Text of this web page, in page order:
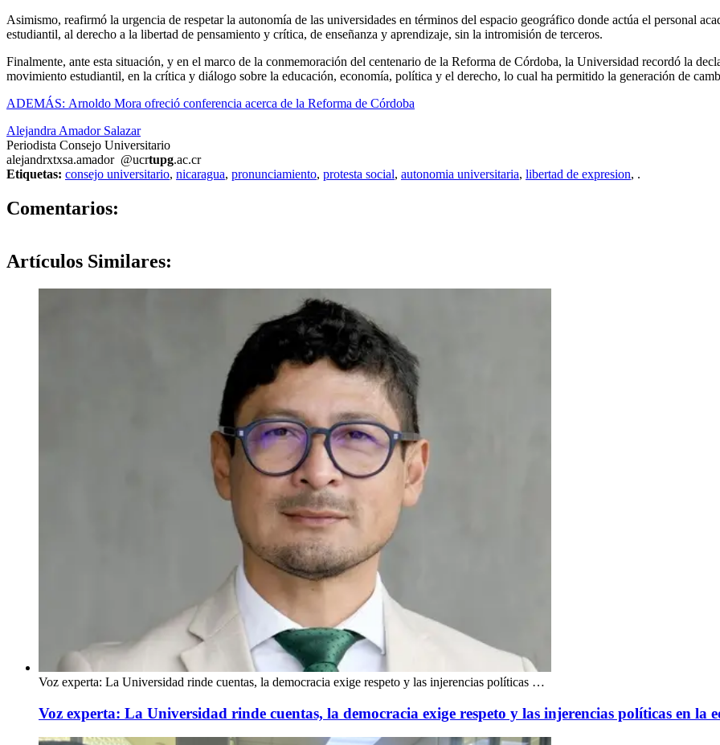
Asimismo, reafirmó la urgencia de respetar la autonomía de las universidades en términos del espacio geográfico donde actúa el personal
estudiantil, al derecho a la libertad de pensamiento y crítica, de enseñanza y aprendizaje, sin la intromisión de terceros.
Finalmente, ante esta situación, y en el marco de la conmemoración del centenario de la Reforma de Córdoba, la Universidad recordó la
movimiento estudiantil, en la crítica y diálogo sobre la educación, economía, política y el derecho, lo cual ha permitido la generación de
ADEMÁS: Arnoldo Mora ofreció conferencia acerca de la Reforma de Córdoba
Alejandra Amador Salazar
Periodista Consejo Universitario
alejandrxtxsa.amador @ucrtupg.ac.cr
Etiquetas: consejo universitario, nicaragua, pronunciamiento, protesta social, autonomia universitaria, libertad de expresion, .
Comentarios:
Artículos Similares:
Voz experta: La Universidad rinde cuentas, la democracia exige respeto y las injerencias políticas …
Voz experta: La Universidad rinde cuentas, la democracia exige respeto y las injerencias políticas en la